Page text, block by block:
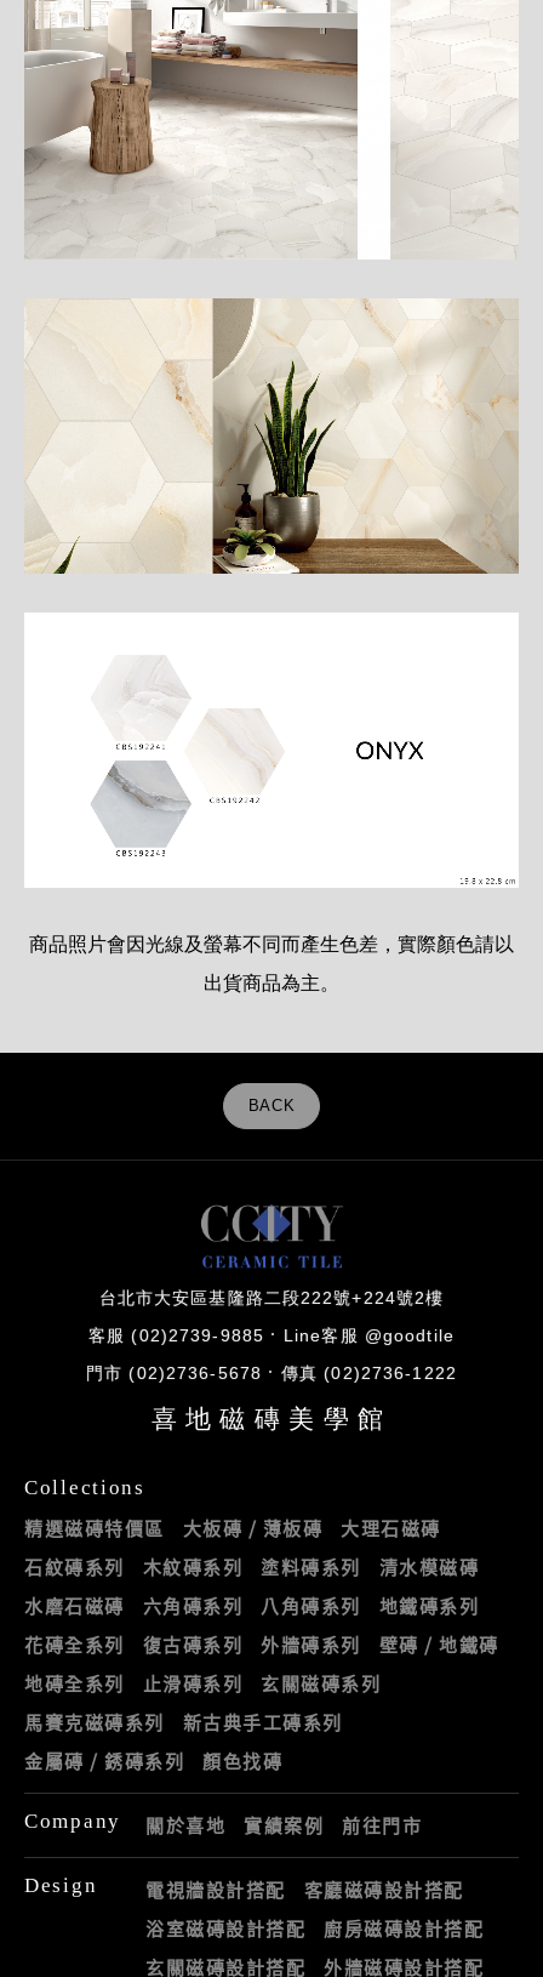
商品照片會因光線及螢幕不同而產生色差，實際顏色請以
出貨商品為主。
BACK
台北市大安區基隆路二段222號+224號2樓
客服 (02)2739-9885 Line客服 @goodtile
門市 (02)2736-5678 傳真 (02)2736-1222
喜地磁磚美學館
Collections
精選磁磚特價區 大板磚 / 薄板磚
大理石磁磚
石紋磚系列
木紋磚系列 塗料磚系列
清水模磁磚
水磨石磁磚
六角磚系列 八角磚系列
地鐵磚系列
花磚全系列
復古磚系列 外牆磚系列
壁磚 / 地鐵磚
地磚全系列
止滑磚系列
玄關磁磚系列
馬賽克磁磚系列
新古典手工磚系列
金屬磚 / 銹磚系列
顏色找磚
Company 關於喜地 實績案例 前往門市
Design 電視牆設計搭配
客廳磁磚設計搭配
浴室磁磚設計搭配
廚房磁磚設計搭配
玄關磁磚設計搭配
外牆磁磚設計搭配